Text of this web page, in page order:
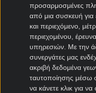
προσαρμοσμένες
από μια συσκευή για
και περιεχόμενο,
περιεχομένου,
υπηρεσιών. Με την
συνεργάτες μας
ακριβή δεδομένα
ταυτοποίησης
να κάνετε κλικ για
Μπάγερν
Ντόρτμουντ
Αμβούργο
Λεβερκούζεν
Άιντραχτ
Μεταγραφές